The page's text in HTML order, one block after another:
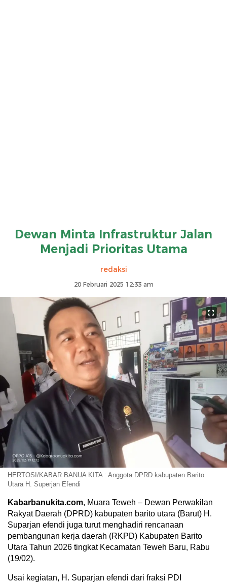
Dewan Minta Infrastruktur Jalan
Menjadi Prioritas Utama
redaksi
20 Februari 2025 12:33 am
HERTOSI/KABAR BANUA KITA : Anggota DPRD kabupaten Barito
Utara H. Superjan Efendi
Kabarbanukita.com, Muara Teweh – Dewan Perwakilan
Rakyat Daerah (DPRD) kabupaten barito utara (Barut) H.
Suparjan efendi juga turut menghadiri rencanaan
pembangunan kerja daerah (RKPD) Kabupaten Barito
Utara Tahun 2026 tingkat Kecamatan Teweh Baru, Rabu
(19/02).
Usai kegiatan, H. Suparjan efendi dari fraksi PDI